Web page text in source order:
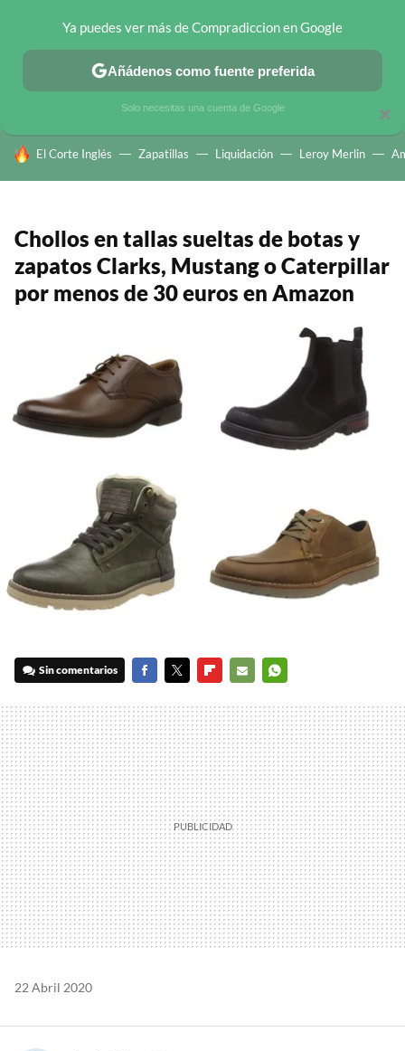
CHOLLOS TELEGRAM OFERTAS EN MÓVILES OFERTAS EN
HOY SE HABLA DE
El Corte Inglés Zapatillas Liquidación Leroy Merlin
Chollos en tallas sueltas de botas y
zapatos Clarks, Mustang o Caterpillar
por menos de 30 euros en Amazon
Sin comentarios
MAIL
22 Abril 2020
×
Ya puedes ver más de Compradiccion en Google
Añádenos como fuente preferida
Solo necesitas una cuenta de Google